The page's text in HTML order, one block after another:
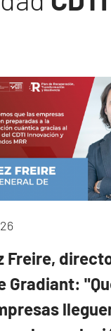
Freire,
Gradiant: